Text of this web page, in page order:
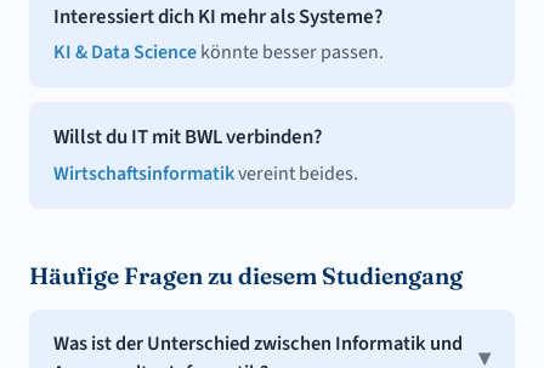
Interessiert dich KI mehr als Systeme?
KI & Data Sciencekönnte besser passen.
Willst du IT mit BWL verbinden?
Wirtschaftsinformatikvereint beides.
Häufige Fragen zu diesem Studiengang
Was ist der Unterschied zwischen Informatik und ▾